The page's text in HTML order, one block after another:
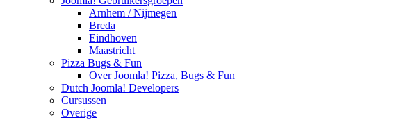
Arnhem / Nijmegen
Breda
Eindhoven
Maastricht
Pizza Bugs & Fun
Over Joomla! Pizza, Bugs & Fun
Dutch Joomla! Developers
Cursussen
Overige